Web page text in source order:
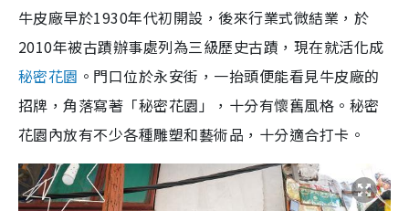
牛皮廠早於1930年代初開設，後來行業式微結業，於
2010年被古蹟辦事處列為三級歷史古蹟，現在就活化成
秘密花園 。門口位於永安街，一抬頭便能看見牛皮廠的
招牌，角落寫著「秘密花園」，十分有懷舊風格。秘密
花園內放有不少各種雕塑和藝術品，十分適合打卡。